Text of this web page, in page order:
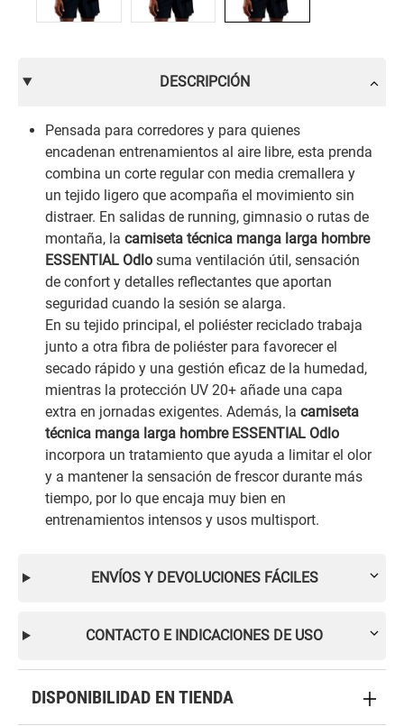
DESCRIPCIÓN
Pensada para corredores y para quienes
encadenan entrenamientos al aire libre, esta prenda
combina un corte regular con media cremallera y
un tejido ligero que acompaña el movimiento sin
distraer. En salidas de running, gimnasio o rutas de
montaña, la camiseta técnica manga larga hombre
ESSENTIAL Odlo suma ventilación útil, sensación
de confort y detalles reflectantes que aportan
seguridad cuando la sesión se alarga.
En su tejido principal, el poliéster reciclado trabaja
junto a otra fibra de poliéster para favorecer el
secado rápido y una gestión eficaz de la humedad,
mientras la protección UV 20+ añade una capa
extra en jornadas exigentes. Además, la camiseta
técnica manga larga hombre ESSENTIAL Odlo
incorpora un tratamiento que ayuda a limitar el olor
y a mantener la sensación de frescor durante más
tiempo, por lo que encaja muy bien en
entrenamientos intensos y usos multisport.
ENVÍOS Y DEVOLUCIONES FÁCILES
CONTACTO E INDICACIONES DE USO
DISPONIBILIDAD EN TIENDA